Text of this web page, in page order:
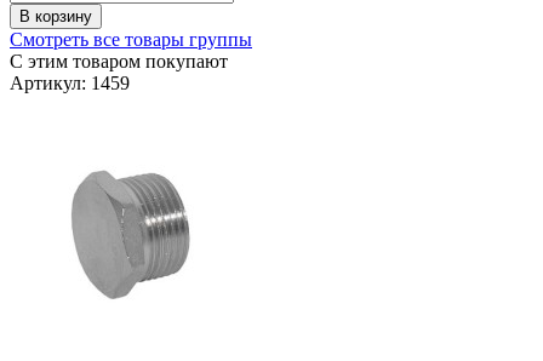
В корзину
Смотреть все товары группы
С этим товаром покупают
Артикул: 1459